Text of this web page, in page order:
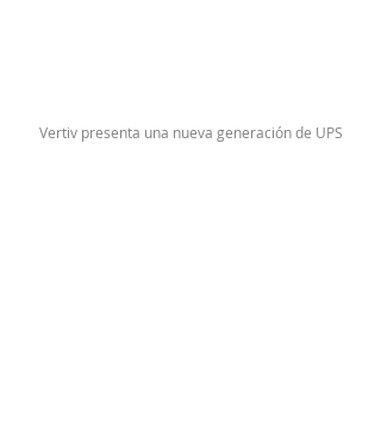
Vertiv presenta una nueva generación de UPS